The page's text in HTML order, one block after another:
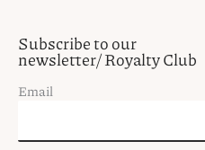
Subscribe to our
newsletter/ Royalty Club
Email